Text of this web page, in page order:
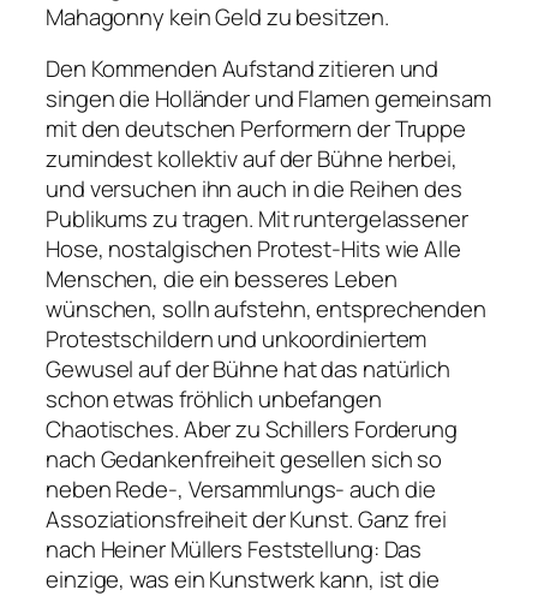
Mahagonny kein Geld zu besitzen.
Den Kommenden Aufstand zitieren und
singen die Holländer und Flamen gemeinsam
mit den deutschen Performern der Truppe
zumindest kollektiv auf der Bühne herbei,
und versuchen ihn auch in die Reihen des
Publikums zu tragen. Mit runtergelassener
Hose, nostalgischen Protest-Hits wieAlle
Menschen, die ein besseres Leben
wünschen, solln aufstehn, entsprechenden
Protestschildern und unkoordiniertem
Gewusel auf der Bühne hat das natürlich
schon etwas fröhlich unbefangen
Chaotisches. Aber zu Schillers Forderung
nach Gedankenfreiheit gesellen sich so
neben Rede-, Versammlungs- auch die
Assoziationsfreiheit der Kunst. Ganz frei
nach Heiner Müllers Feststellung: Das
einzige, was ein Kunstwerk kann, ist die